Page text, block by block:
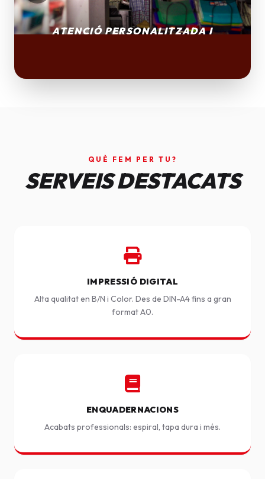
QUÈ FEM PER TU?
SERVEIS DESTACATS
IMPRESSIÓ DIGITAL
Alta qualitat en B/N i Color. Des de DIN-A4 fins a gran
format A0.
ENQUADERNACIONS
Acabats professionals: espiral, tapa dura i més.